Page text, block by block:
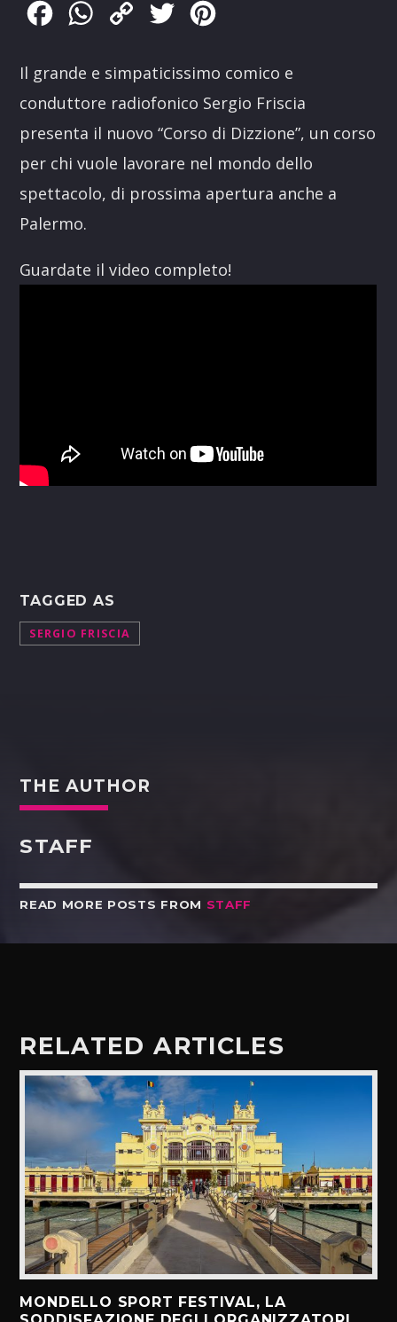
FacebookWhatsApp
Copy
Twitter
Il grande e simpaticissimo comico e
conduttore radiofonico Sergio Friscia
presenta il nuovo “Corso di Dizzione”, un corso
per chi vuole lavorare nel mondo dello
spettacolo, di prossima apertura anche a
Palermo.
Guardate il video completo!
TAGGED AS
SERGIO FRISCIA
THE AUTHOR
STAFF
READ MORE POSTS FROM STAFF
RELATED ARTICLES
MONDELLO SPORT FESTIVAL, LA